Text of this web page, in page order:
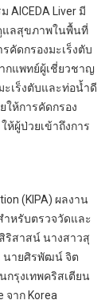
AICEDA Liver มี
แลสุขภาพในพื้นที่
คัดกรองมะเร็งตับ
กแพทย์ผู้เชี่ยวชาญ
ะเร็งตับและท่อน้ำดี
ห้การคัดกรอง
ห้ผู้ป่วยเข้าถึงการ
(KIPA) ผลงาน
สำหรับตรวจวัดและ
ริสาสน์ นางสาวสุ
นายศิรพัฒน์ จิต
รุงเทพคริสเตียน
จาก Korea